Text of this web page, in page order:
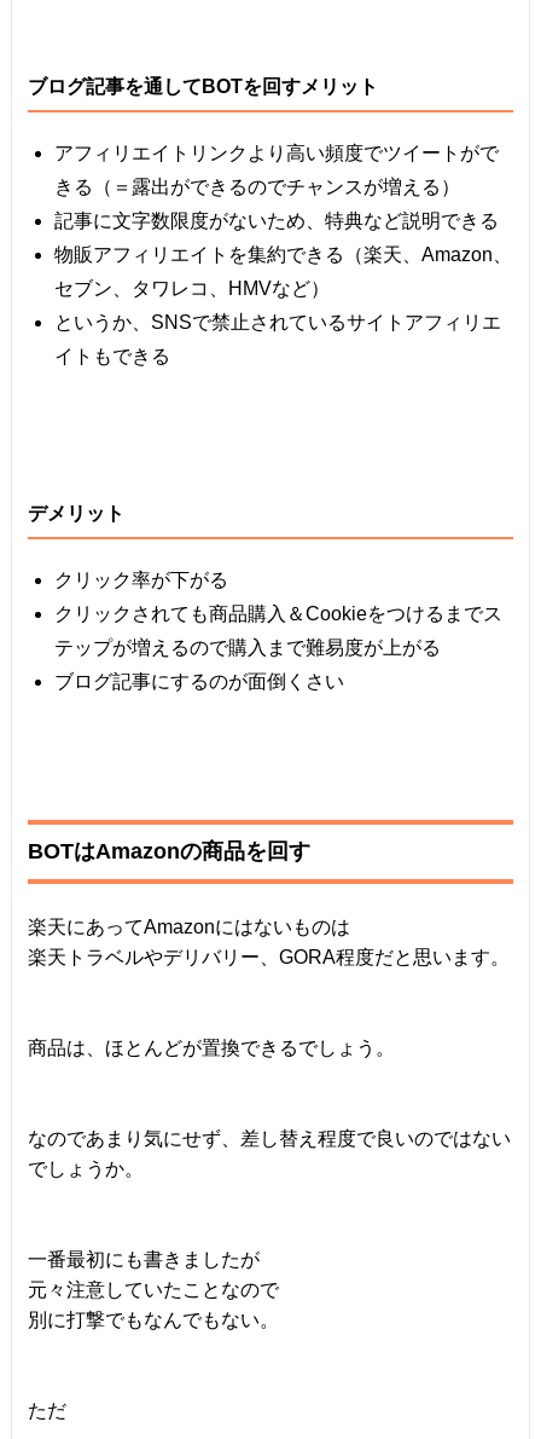
ブログ記事を通してBOTを回すメリット
アフィリエイトリンクより高い頻度でツイートがで
きる（＝露出ができるのでチャンスが増える）
記事に文字数限度がないため、特典など説明できる
物販アフィリエイトを集約できる（楽天、Amazon、
セブン、タワレコ、HMVなど）
というか、SNSで禁止されているサイトアフィリエ
イトもできる
デメリット
クリック率が下がる
クリックされても商品購入＆Cookieをつけるまでス
テップが増えるので購入まで難易度が上がる
ブログ記事にするのが面倒くさい
BOTはAmazonの商品を回す
楽天にあってAmazonにはないものは
楽天トラベルやデリバリー、GORA程度だと思います。
商品は、ほとんどが置換できるでしょう。
なのであまり気にせず、差し替え程度で良いのではない
でしょうか。
一番最初にも書きましたが
元々注意していたことなので
別に打撃でもなんでもない。
ただ